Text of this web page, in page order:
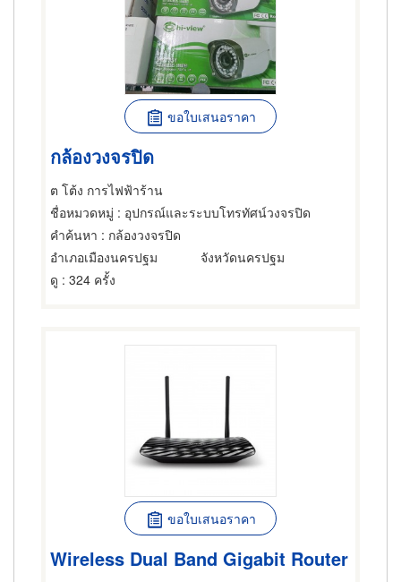
ขอใบเสนอราคา
กล้องวงจรปิด
ต โต้ง การไฟฟ้าร้าน
ชื่อหมวดหมู่ : อุปกรณ์และระบบโทรทัศน์วงจรปิด
คำค้นหา : กล้องวงจรปิด
อำเภอเมืองนครปฐม
จังหวัดนครปฐม
ดู : 324 ครั้ง
ขอใบเสนอราคา
Wireless Dual Band Gigabit Router